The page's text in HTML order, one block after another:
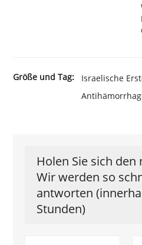
Größe und Tag:
Israelische
Holen Sie sich den
Wir werden so
antworten
Stunden)